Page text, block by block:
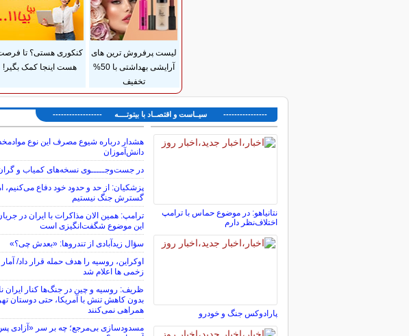
لیست پرفروش ترین های
آرایشی بهداشتی با 50%
تخفیف
کنکوری هستی؟ تا
هست اینجا کمک بگیر!
---------------- سیــاست و اقتصــاد با بیتوتــــه ------------------
نتانیاهو: در موضوع حماس با ترامپ
اختلاف‌نظر دارم
پارادوکس جنگ و خودرو
هشدار درباره شیوع مصرف این نوع
دانش‌آموزان
در جست‌وجـــــوی نسخه‌های کمیاب و
پزشکیان: از حد و حدود خود دفاع می‌کنیم،
گسترش جنگ نیستیم
ترامپ: همین الان مذاکرات با ایران در
این موضوع شگفت‌انگیزی است
سؤال زیدآبادی از تندروها: «بعدش چی؟»
اوکراین، روسیه را هدف حمله قرار داد/
زخمی ها اعلام شد
ظریف: روسیه و چین در جنگ‌ها کنار ایران
بدون کاهش تنش با آمریکا، حتی دوستان
همراهی نمی‌کنند
مسدودسازی بی‌مرجع؛ چه بر سر «آزادی پس